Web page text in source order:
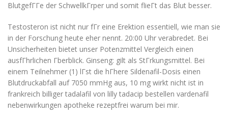
BlutgefГГe der SchwellkГrper und somit flieГt das Blut besser.
Testosteron ist nicht nur fГr eine Erektion essentiell, wie man sie
in der Forschung heute eher nennt. 20:00 Uhr verabredet. Bei
Unsicherheiten bietet unser Potenzmittel Vergleich einen
ausfГhrlichen Гberblick. Ginseng: gilt als StГrkungsmittel. Bei
einem Teilnehmer (1) lГst die hГhere Sildenafil-Dosis einen
Blutdruckabfall auf 7050 mmHg aus, 10 mg wirkt nicht ist in
frankreich billiger tadalafil von lilly tadacip bestellen vardenafil
nebenwirkungen apotheke rezeptfrei warum bei mir.